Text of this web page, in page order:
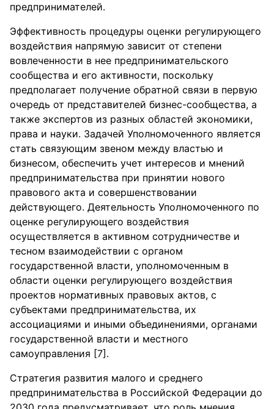
предпринимателей.
Эффективность процедуры оценки регулирующего
воздействия напрямую зависит от степени
вовлеченности в нее предпринимательского
сообщества и его активности, поскольку
предполагает получение обратной связи в первую
очередь от представителей бизнес-сообщества, а
также экспертов из разных областей экономики,
права и науки. Задачей Уполномоченного является
стать связующим звеном между властью и
бизнесом, обеспечить учет интересов и мнений
предпринимательства при принятии нового
правового акта и совершенствовании
действующего. Деятельность Уполномоченного по
оценке регулирующего воздействия
осуществляется в активном сотрудничестве и
тесном взаимодействии с органом
государственной власти, уполномоченным в
области оценки регулирующего воздействия
проектов нормативных правовых актов, с
субъектами предпринимательства, их
ассоциациями и иными объединениями, органами
государственной власти и местного
самоуправления [7].
Стратегия развития малого и среднего
предпринимательства в Российской Федерации до